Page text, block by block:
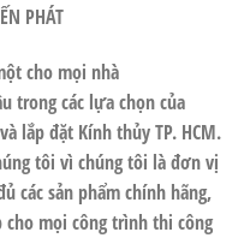
PHÁT
cho mọi nhà
trong các lựa chọn của
lắp đặt Kính thủy TP. HCM.
tôi vì chúng tôi là đơn vị
các sản phẩm chính hãng,
mọi công trình thi công